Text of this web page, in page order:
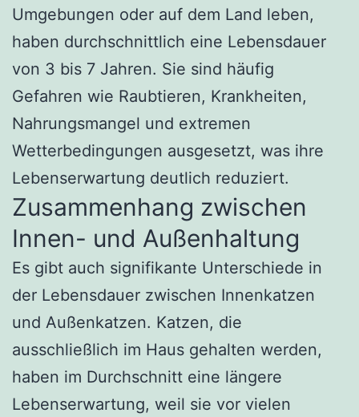
Umgebungen oder auf dem Land leben,
haben durchschnittlich eine Lebensdauer
von 3 bis 7 Jahren. Sie sind häufig
Gefahren wie Raubtieren, Krankheiten,
Nahrungsmangel und extremen
Wetterbedingungen ausgesetzt, was ihre
Lebenserwartung deutlich reduziert.
Zusammenhang zwischen
Innen- und Außenhaltung
Es gibt auch signifikante Unterschiede in
der Lebensdauer zwischen Innenkatzen
und Außenkatzen. Katzen, die
ausschließlich im Haus gehalten werden,
haben im Durchschnitt eine längere
Lebenserwartung, weil sie vor vielen